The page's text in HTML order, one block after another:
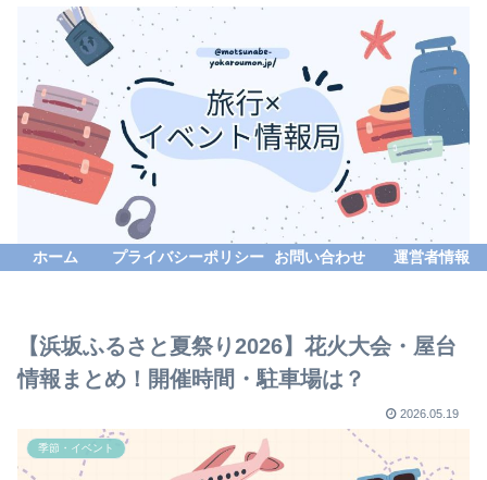
ホーム プライバシーポリシー お問い合わせ 運営者情報
【浜坂ふるさと夏祭り2026】花火大会・屋台
情報まとめ！開催時間・駐車場は？
2026.05.19
季節・イベント